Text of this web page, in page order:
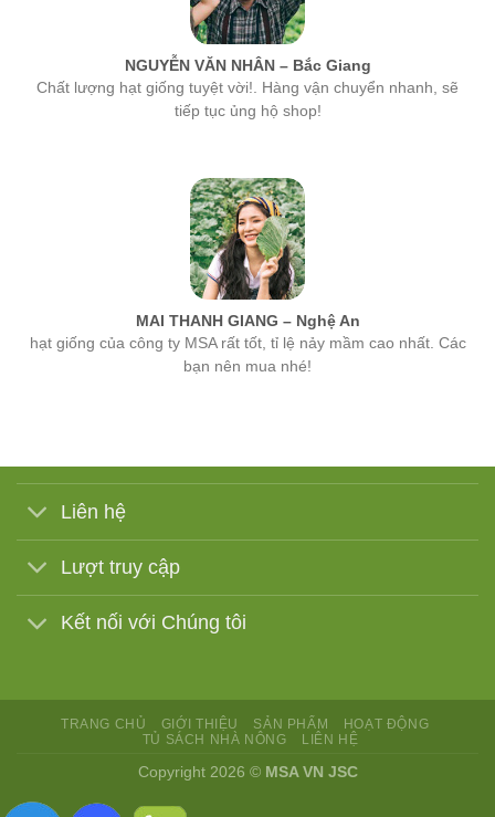
NGUYỄN VĂN NHÂN – Bắc Giang
Chất lượng hạt giống tuyệt vời!. Hàng vận chuyển nhanh, sẽ
tiếp tục ủng hộ shop!
MAI THANH GIANG – Nghệ An
hạt giống của công ty MSA rất tốt, tỉ lệ nảy mầm cao nhất. Các
bạn nên mua nhé!
Liên hệ
Lượt truy cập
Kết nối với Chúng tôi
Copyright 2026 ©MSA VN JSC